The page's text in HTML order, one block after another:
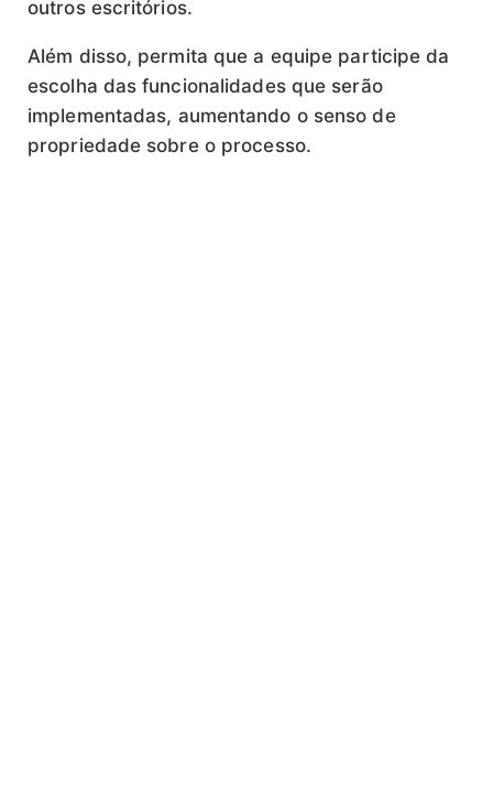
outros escritórios.
Além disso, permita que a equipe participe da
escolha das funcionalidades que serão
implementadas, aumentando o senso de
propriedade sobre o processo.